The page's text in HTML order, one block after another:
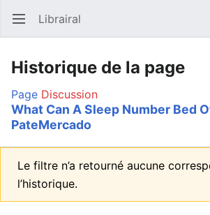
Ouvrir le menu principal Librairal
Historique de la page
Page Discussion
What Can A Sleep Number Bed
PateMercado
Le filtre n’a retourné aucune
l’historique.